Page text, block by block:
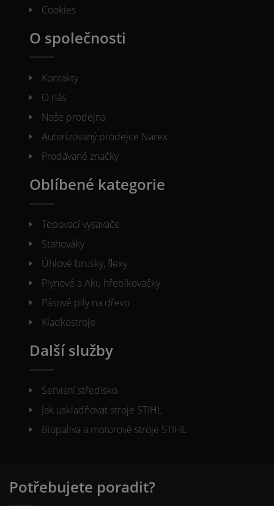
Cookies
O společnosti
Kontakty
O nás
Naše prodejna
Autorizovaný prodejce Narex
Prodávané značky
Oblíbené kategorie
Tepovací vysavače
Stahováky
Úhlové brusky, flexy
Plynové a Aku hřebíkovačky
Pásové pily na dřevo
Kladkostroje
Další služby
Servisní středisko
Jak uskladňovat stroje STIHL
Biopaliva a motorové stroje STIHL
Potřebujete poradit?